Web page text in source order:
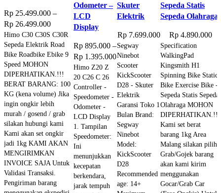
Rp 25.499.000 –
Rp 26.499.000Price
range:
Rp 25.499.000
through
Rp 26.499.000
Himo C30 C30S C30R
Sepeda Elektrik Road
Bike Roadbike Ebike 9
Speed MOHON
DIPERHATIKAN.!!!
BERAT BARANG: 100
KG (kena volume) Jika
ingin ongkir lebih
murah / gosend / grab
silakan hubungi kami
Kami akan set ongkir
jadi 1kg KAMI AKAN
MENGIRIMKAN
INVOICE SAJA Untuk
Validasi Transaksi.
Pengiriman barang
Odometer –
LCD
Display
Rp 895.000 –
Rp 1.395.000Price
range:
Rp 895.000
through
Rp 1.395.000
Himo Z20 Z
20 C26 C 26
Controller -
Speedometer -
Odometer -
LCD Display
1. Tampilan
Speedometer:
Ini
menunjukkan
kecepatan
berkendara,
jarak tempuh
Skuter
Elektrik
Rp7.699.000
Segway
Ninebot
Scooter
KickScooter
D28 - Skuter
Elektrik
Garansi Toko 1
Bulan Brand:
Segway
Ninebot
Model:
KickScooter
D28
Recommended
age: 14+
Sepeda Statis
Sepeda Olahraga
Rp4.890.000
Specification
WalkingPad
Kingsmith H1
Spinning Bike Static
Bike Exercise Bike -
Sepeda Statis Sepeda
Olahraga MOHON
DIPERHATIKAN.!!!
Kami set berat
barang 1kg Area
Malang silakan pilih
Grab/Gojek barang
akan kami kirim
menggunakan
Gocar/Grab Car